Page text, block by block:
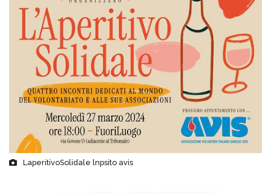
LaperitivoSolidale lnpsito avis